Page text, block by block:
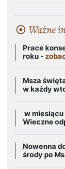
Ważne
Prace
roku -
Msza
w każdy
w
Wieczne
Nowenna
środy po